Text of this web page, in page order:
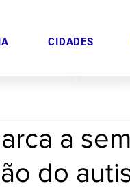
CIDADES
a
do